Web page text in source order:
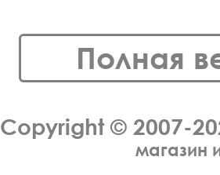
Полная
Copyright © 2007-
магазин